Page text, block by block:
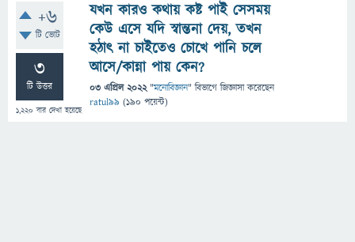
+6
টি ভোট
3
টি উত্তর
1,220 বার দেখা হয়েছে
যখন কারও কথায় কষ্ট পাই সেসময়
কেউ এসে যদি স্বান্তনা দেয়, তখন
হঠাৎ না চাইতেও চোখে পানি চলে
আসে/কান্না পায় কেন?
03 এপ্রিল 2022 "মনোবিজ্ঞান" বিভাগে জিজ্ঞাসাকরেছেন
ratul99 (190 পয়েন্ট)